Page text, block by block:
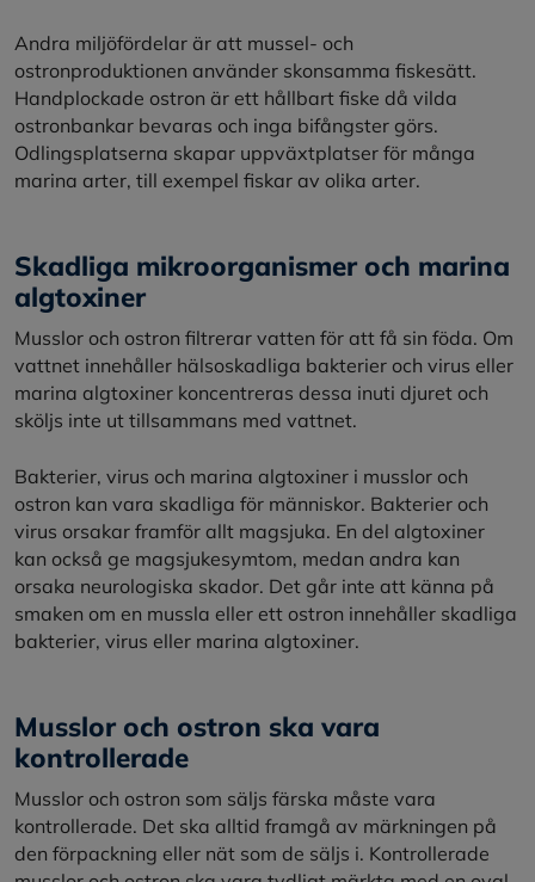
Andra miljöfördelar är att mussel- och
ostronproduktionen använder skonsamma fiskesätt.
Handplockade ostron är ett hållbart fiske då vilda
ostronbankar bevaras och inga bifångster görs.
Odlingsplatserna skapar uppväxtplatser för många
marina arter, till exempel fiskar av olika arter.
Skadliga mikroorganismer och marina
algtoxiner
Musslor och ostron filtrerar vatten för att få sin föda. Om
vattnet innehåller hälsoskadliga bakterier och virus eller
marina algtoxiner koncentreras dessa inuti djuret och
sköljs inte ut tillsammans med vattnet.
Bakterier, virus och marina algtoxiner i musslor och
ostron kan vara skadliga för människor. Bakterier och
virus orsakar framför allt magsjuka. En del algtoxiner
kan också ge magsjukesymtom, medan andra kan
orsaka neurologiska skador. Det går inte att känna på
smaken om en mussla eller ett ostron innehåller skadliga
bakterier, virus eller marina algtoxiner.
Musslor och ostron ska vara
kontrollerade
Musslor och ostron som säljs färska måste vara
kontrollerade. Det ska alltid framgå av märkningen på
den förpackning eller nät som de säljs i. Kontrollerade